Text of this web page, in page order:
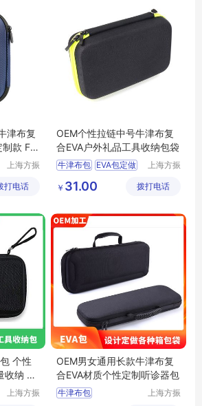
津布复
款 FZ
上海方振
有限公司
打电话
OEM个性拉链中号牛津布复
合EVA户外礼品工具收纳包袋
牛津布包 EVA包定做
上海方振
有限公司
￥ 31.00 拨打电话
个性
收纳 横
上海方振
OEM男女通用长款牛津布复
合EVA材质个性定制听诊器包
牛津布包
上海方振